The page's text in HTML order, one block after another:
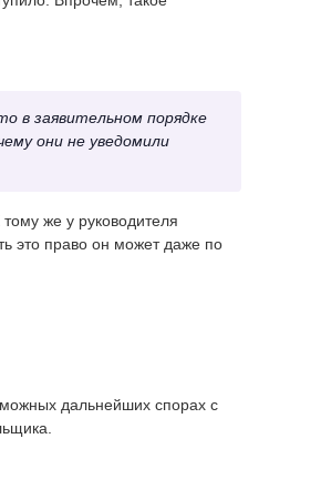
в заявительном порядке
они не уведомили
же у руководителя
это право он может даже по
дальнейших спорах с